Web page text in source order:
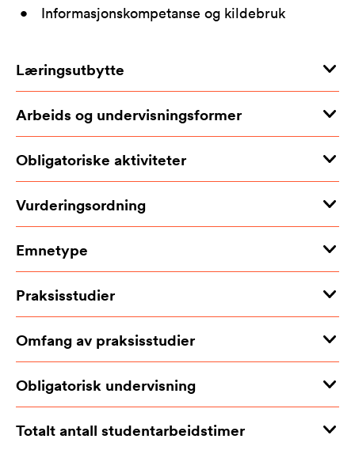
Informasjonskompetanse og kildebruk
Læringsutbytte
Arbeids og undervisningsformer
Obligatoriske aktiviteter
Vurderingsordning
Emnetype
Praksisstudier
Omfang av praksisstudier
Obligatorisk undervisning
Totalt antall studentarbeidstimer